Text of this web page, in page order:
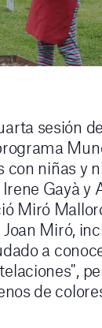
sesión
niñas y
Gayà
Miró
Miró,
a
de